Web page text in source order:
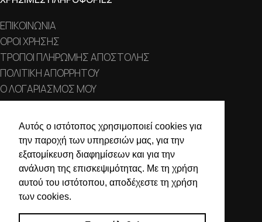
Αυτός ο ιστότοπος χρησιμοποιεί cookies για
την παροχή των υπηρεσιών μας, για την
εξατομίκευση διαφημίσεων και για την
ανάλυση της επισκεψιμότητας. Με τη χρήση
αυτού του ιστότοπου, αποδέχεστε τη χρήση
των cookies.
ΕΠΙΚΟΙΝΩΝΙΑ
ΟΡΟΙ ΧΡΗΣΗΣ
ΤΡΟΠΟΙ ΠΛΗΡΩΜΗΣ ΑΠΟΣΤΟΛΗΣ
ΠΟΛΙΤΙΚΗ ΑΠΟΡΡΗΤΟΥ
Ο ΛΟΓΑΡΙΑΣΜΟΣ ΜΟΥ
Χαλκιδικής 19, 546 43,
Θεσσαλονίκη
2310 839 188
2310 850 606